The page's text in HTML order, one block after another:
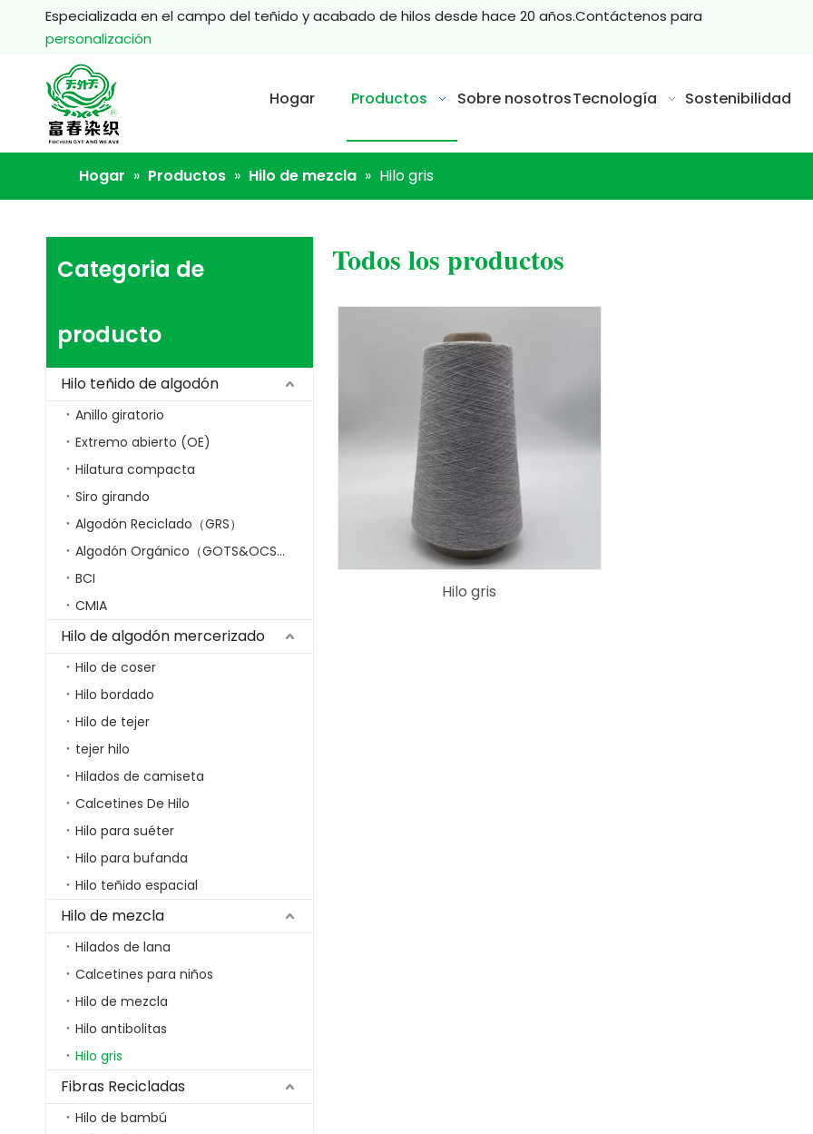
Especializada en el campo del teñido y acabado de hilos desde hace 20 años.Contáctenos para
personalización
Hogar Productos Sobre nosotrosTecnología Sostenibilidad
Hogar » Productos » Hilo de mezcla » Hilo gris
Categoria de
producto
Hilo teñido de algodón
Anillo giratorio
Extremo abierto (OE)
Hilatura compacta
Siro girando
Algodón Reciclado（GRS）
Algodón Orgánico（GOTS&OCS）
BCI
CMIA
Hilo de algodón mercerizado
Hilo de coser
Hilo bordado
Hilo de tejer
tejer hilo
Hilados de camiseta
Calcetines De Hilo
Hilo para suéter
Hilo para bufanda
Hilo teñido espacial
Hilo de mezcla
Hilados de lana
Calcetines para niños
Hilo de mezcla
Hilo antibolitas
Hilo gris
Fibras Recicladas
Hilo de bambú
Todos los productos
Hilo gris